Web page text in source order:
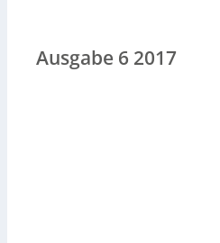
Ausgabe 6 2017